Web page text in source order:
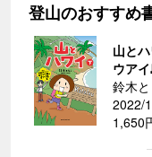
登山のおすすめ
山と
ウア
鈴木
2022/
1,650